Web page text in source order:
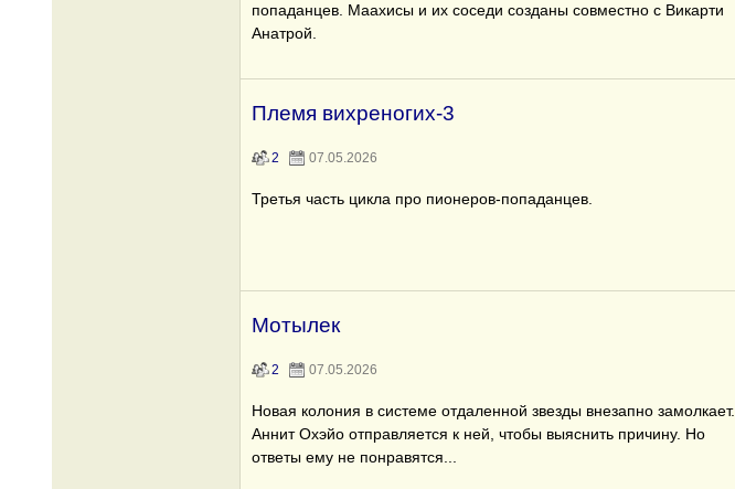
попаданцев. Маахисы и их соседи созданы совместно с Викарти
Анатрой.
Племя вихреногих-3
2 07.05.2026
Третья часть цикла про пионеров-попаданцев.
Мотылек
2 07.05.2026
Новая колония в системе отдаленной звезды внезапно замолкает.
Аннит Охэйо отправляется к ней, чтобы выяснить причину. Но
ответы ему не понравятся...